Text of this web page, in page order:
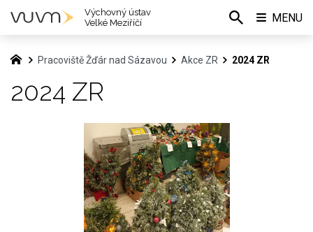
Pracoviště Žďár nad Sázavou Akce ZR 2024 ZR
2024 ZR
Výchovný ústav
Velké Meziříčí
MENU